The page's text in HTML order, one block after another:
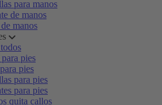
para manos
de manos
manos
pies
pies
para pies
para pies
quita callos